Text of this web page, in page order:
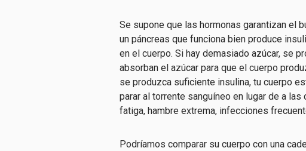
Se supone que las hormonas garantizan el
un páncreas que funciona bien produce
en el cuerpo. Si hay demasiado azúcar, se
absorban el azúcar para que el cuerpo
se produzca suficiente insulina, tu cuerpo
parar al torrente sanguíneo en lugar de a
fatiga, hambre extrema, infecciones
Podríamos comparar su cuerpo con una